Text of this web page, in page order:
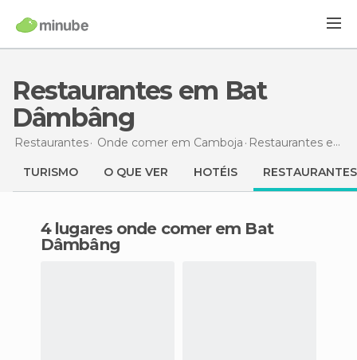
Restaurantes em Bat
Dâmbâng
Restaurantes Onde comer em Camboja Restaurantes em Bat Dâmbâng
TURISMO O QUE VER HOTÉIS RESTAURANTES
4 lugares onde comer em Bat
Dâmbâng